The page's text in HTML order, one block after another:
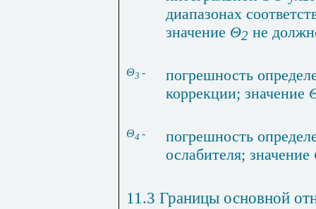
диапазонах
значение Θ2 не
Θ3 - погрешность
коррекции; значение
Θ4 - погрешность
ослабителя; значение
11.3 Границы основной